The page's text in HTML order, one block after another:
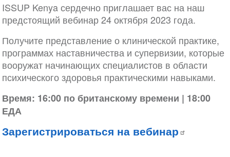
ISSUP Kenya сердечно приглашает вас на наш
предстоящий вебинар 24 октября 2023 года.
Получите представление о клинической практике,
программах наставничества и супервизии, которые
вооружат начинающих специалистов в области
психического здоровья практическими навыками.
Время: 16:00 по британскому времени | 18:00
ЕДА
Зарегистрироваться на вебинар